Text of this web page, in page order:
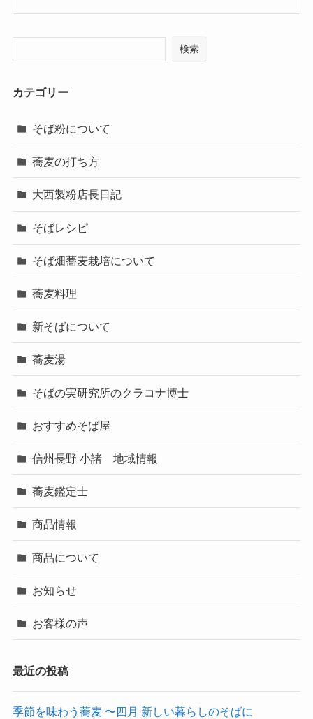
検索
カテゴリー
そば粉について
蕎麦の打ち方
大西製粉店長日記
そばレシピ
そば畑蕎麦栽培について
蕎麦料理
新そばについて
蕎麦湯
そばの実研究所のクラコナ博士
おすすめそば屋
信州長野 小諸 地域情報
蕎麦鑑定士
商品情報
商品について
お知らせ
お客様の声
最近の投稿
季節を味わう蕎麦 〜四月 新しい暮らしのそばに